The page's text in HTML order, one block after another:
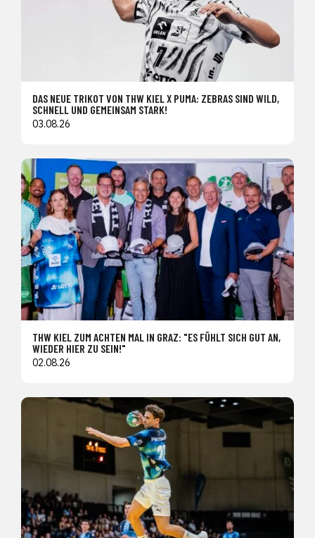
DAS NEUE TRIKOT VON THW KIEL X PUMA: ZEBRAS SIND WILD,
SCHNELL UND GEMEINSAM STARK!
03.08.26
THW KIEL ZUM ACHTEN MAL IN GRAZ: "ES FÜHLT SICH GUT AN,
WIEDER HIER ZU SEIN!"
02.08.26